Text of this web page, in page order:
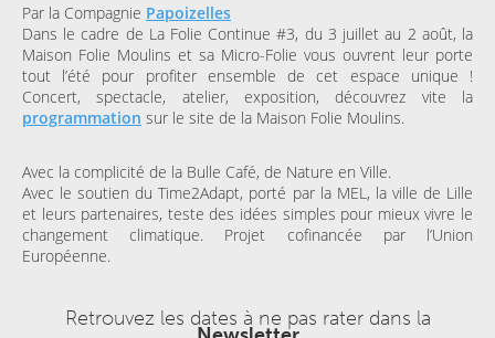
Par la Compagnie Papoizelles
Dans le cadre de La Folie Continue #3, du 3 juillet au 2 août, la
Maison Folie Moulins et sa Micro-Folie vous ouvrent leur porte
tout l’été pour profiter ensemble de cet espace unique !
Concert, spectacle, atelier, exposition, découvrez vite la
programmation sur le site de la Maison Folie Moulins.
Avec la complicité de la Bulle Café, de Nature en Ville.
Avec le soutien du Time2Adapt, porté par la MEL, la ville de Lille
et leurs partenaires, teste des idées simples pour mieux vivre le
changement climatique. Projet cofinancée par l’Union
Européenne.
Retrouvez les dates à ne pas rater dans la